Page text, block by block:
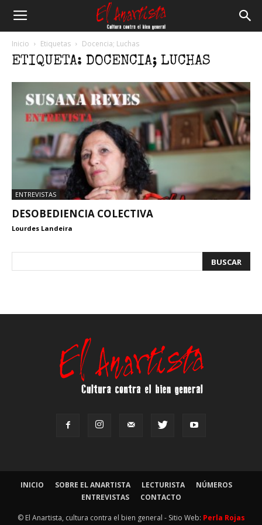
Inicio Etiquetas Docencia; Luchas
ETIQUETA: DOCENCIA; LUCHAS
ENTREVISTAS
DESOBEDIENCIA COLECTIVA
Lourdes Landeira
INICIO SOBRE EL ANARTISTA LECTURISTA
NÚMEROS
ENTREVISTAS
CONTACTO
© El Anartista, cultura contra el bien general - Sitio Web: Perla Rojas